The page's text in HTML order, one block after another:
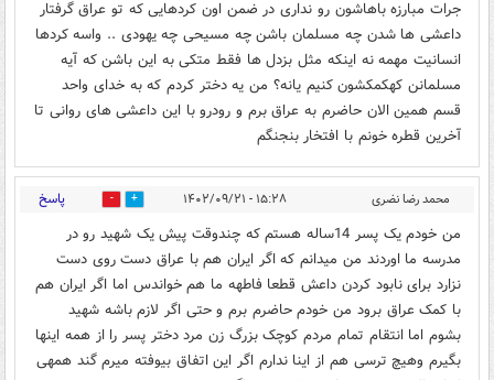
جرات مبارزه باهاشون رو نداری در ضمن اون کردهایی که تو عراق گرفتار
داعشی ها شدن چه مسلمان باشن چه مسیحی چه یهودی .. واسه کردها
انسانیت مهمه نه اینکه مثل بزدل ها فقط متکی به این باشن که آیه
مسلمانن کهکمکشون کنیم یانه؟ من یه دختر کردم که به خدای واحد
قسم همین الان حاضرم به عراق برم و رودرو با این داعشی های روانی تا
آخرین قطره خونم با افتخار بنجنگم
محمد رضا نضری ۱۵:۲۸ - ۱۴۰۲/۰۹/۲۱ 0 پاسخ
من خودم یک پسر 14ساله هستم که چندوقت پیش یک شهید رو در
مدرسه ما اوردند من میدانم که اگر ایران هم با عراق دست روی دست
نزارد برای نابود کردن داعش قطعا فاطهه ما هم خواندس اما اگر ایران هم
با کمک عراق برود من خودم حاضرم برم و حتی اگر لازم باشه شهید
بشوم اما انتقام تمام مردم کوچک بزرگ زن مرد دختر پسر را از همه اینها
بگیرم وهیچ ترسی هم از اینا ندارم اگر این اتفاق بیوفته میرم گند همهی